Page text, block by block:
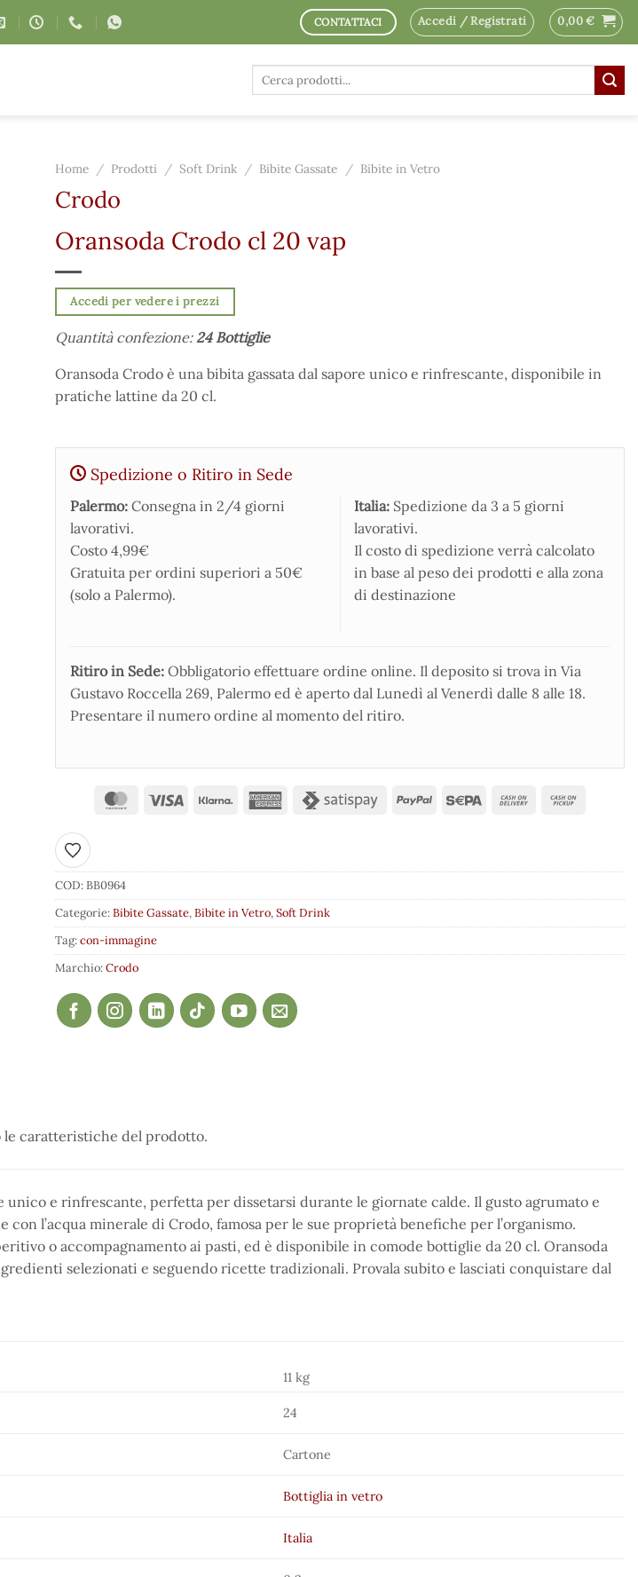
CONTATTACI Accedi / Registrati 0,00€
Cerca:
Home / Prodotti / Soft Drink / Bibite Gassate / Bibite in Vetro
Crodo
Oransoda Crodo cl 20 vap
Accedi per vedere i prezzi
Quantità confezione:24 Bottiglie
Oransoda Crodo è una bibita gassata dal sapore unico e rinfrescante, disponibile in
pratiche lattine da 20 cl.
Spedizione o Ritiro in Sede
Palermo: Consegna in 2/4 giorni
lavorativi.
Costo 4,99€
Gratuita per ordini superiori a 50€
(solo a Palermo).
Italia: Spedizione da 3 a 5 giorni
lavorativi.
Il costo di spedizione verrà calcolato
in base al peso dei prodotti e alla zona
di destinazione
Ritiro in Sede: Obbligatorio effettuare ordine online. Il deposito si trova in Via
Gustavo Roccella 269, Palermo ed è aperto dal Lunedì al Venerdì dalle 8 alle 18.
Presentare il numero ordine al momento del ritiro.
Aggiungi ai preferiti
COD:BB0964
Categorie:Bibite Gassate,Bibite in Vetro,Soft Drink
Tag:con-immagine
Marchio:Crodo
caratteristiche del prodotto.
unico e rinfrescante, perfetta per dissetarsi durante le giornate calde. Il gusto agrumato e
con l’acqua minerale di Crodo, famosa per le sue proprietà benefiche per l’organismo.
o accompagnamento ai pasti, ed è disponibile in comode bottiglie da 20 cl. Oransoda
selezionati e seguendo ricette tradizionali. Provala subito e lasciati conquistare dal
11 kg
24
Cartone
Bottiglia in vetro
Italia